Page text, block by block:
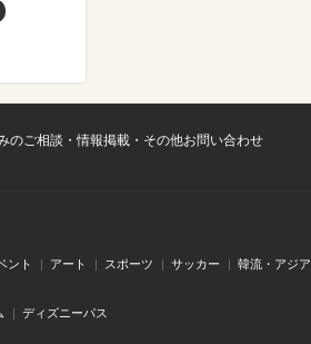
のご相談・情報掲載・その他お問い合わせ
ント アート スポーツ サッカー 韓流・アジア
ディズニーパス